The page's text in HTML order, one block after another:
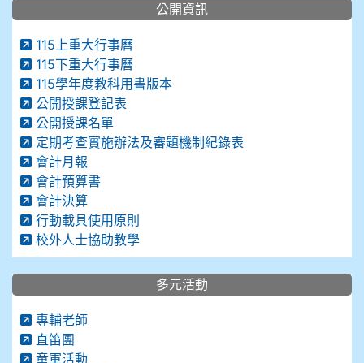
公開資訊
115上重大行事曆
115下重大行事曆
115學年度教科用書版本
公開授課登記表
公開授課名單
定期考查實施辦法及審題機制紀錄表
會計月報
會計預算書
會計決算
行動載具使用原則
校外人士協助教學
多元活動
專輔老師
直笛團
童軍活動